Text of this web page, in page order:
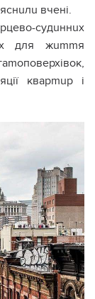
вчені.
судuннuх
для жummя
кварmuр і